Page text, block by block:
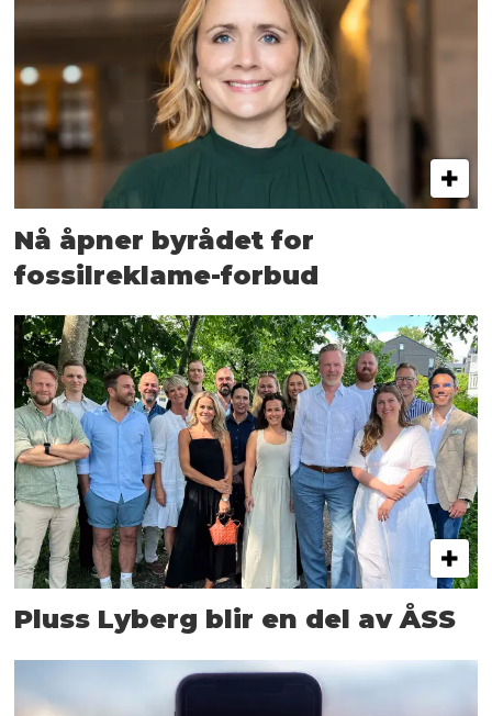
Nå åpner byrådet for
fossilreklame-forbud
Pluss Lyberg blir en del av ÅSS